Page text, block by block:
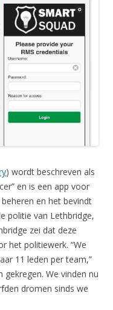
) wordt beschreven als
en is een app voor
en het bevindt
politie van Lethbridge,
zei dat deze
het politiewerk. “We
11 leden per team,”
gekregen. We vinden nu
dromen sinds we